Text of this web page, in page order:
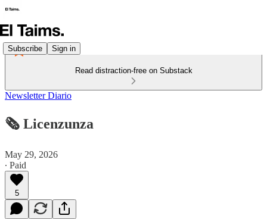
Subscribe Sign in
Read distraction-free on Substack
Newsletter Diario
🗞️ Licenzunza
May 29, 2026
∙ Paid
5